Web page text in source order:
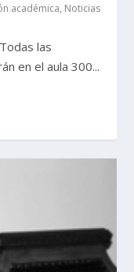
académica, Noticias
las
en el aula 300...